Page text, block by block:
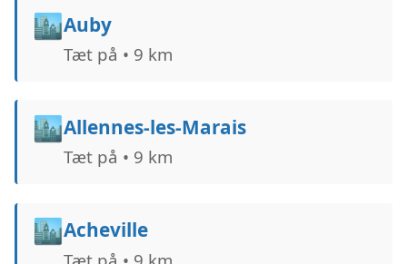
🏙️Auby
Tæt på • 9 km
🏙️Allennes-les-Marais
Tæt på • 9 km
🏙️Acheville